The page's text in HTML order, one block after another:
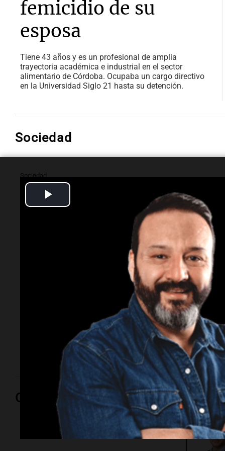
femicidio de su
esposa
Tiene 43 años y es un profesional de amplia
trayectoria académica e industrial en el sector
alimentario de Córdoba. Ocupaba un cargo directivo
en la Universidad Siglo 21 hasta su detención.
Sociedad
Sociedad
ReDi 2026 llega al
parque Urquiza con
Cadena 3 y la gran
celebración de las
El próximo domingo 16 de agosto habrá juegos,
espectáculos, experiencias interactivas y el
tradicional sorteo de bicicletas, en un espacio
emblemático de la ciudad para el disfrute de las
Opinión